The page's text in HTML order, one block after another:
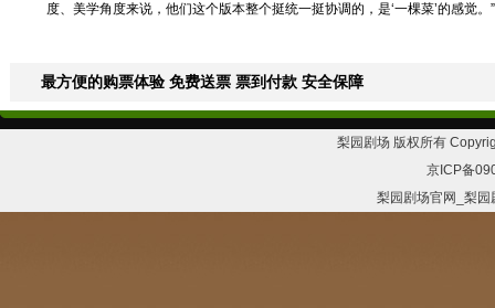
度、美学角度来说，他们这个版本整个挺统一挺协调的，是‘一棵菜’的感觉。
最方便的购票体验 免费送票 票到付款 安全保障
梨园剧场 版权所有
京ICP备
梨园剧场官网_梨